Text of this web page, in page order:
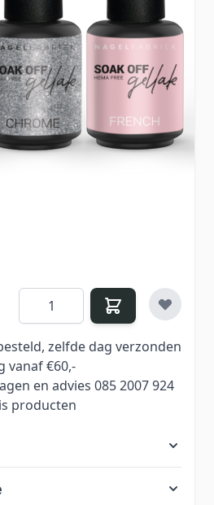
een subtiele glamour. De
Collectioncombineert drie
perfect zijn voor zowel
manicures. Van zachte
glitter en een
deze collectie biedt alles om
te creëren, van
Aantal
zelfde dag verzonden
vanaf €60,-
en advies 085 2007 924
producten